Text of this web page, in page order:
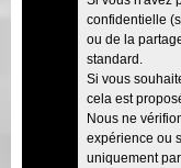
confidentielle
ou de la
standard.
Si vous
cela est
Nous ne
expérience ou
uniquement